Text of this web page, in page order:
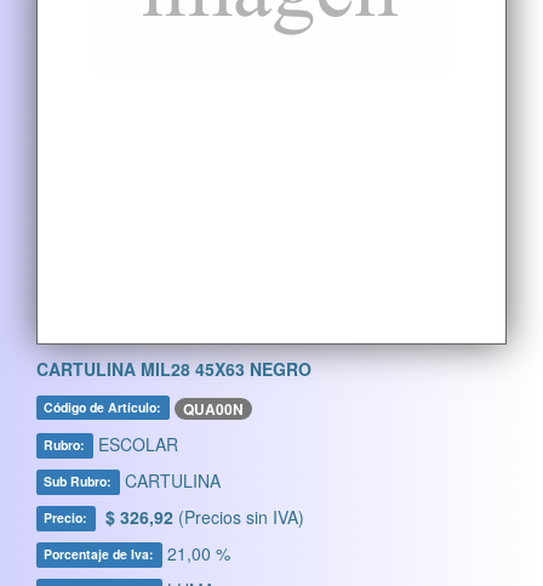
CARTULINA MIL28 45X63 NEGRO
Código de Artículo: QUA00N
Rubro: ESCOLAR
Sub Rubro: CARTULINA
Precio: $ 326,92 (Precios sin IVA)
Porcentaje de Iva: 21,00 %